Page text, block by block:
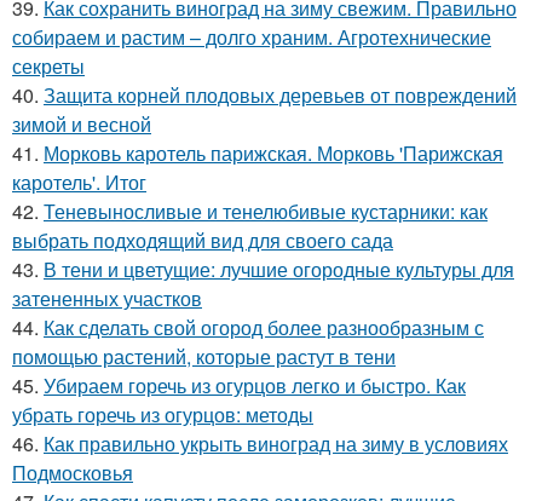
39. Как сохранить виноград на зиму свежим. Правильно
собираем и растим – долго храним. Агротехнические
секреты
40. Защита корней плодовых деревьев от повреждений
зимой и весной
41. Морковь каротель парижская. Морковь 'Парижская
каротель'. Итог
42. Теневыносливые и тенелюбивые кустарники: как
выбрать подходящий вид для своего сада
43. В тени и цветущие: лучшие огородные культуры для
затененных участков
44. Как сделать свой огород более разнообразным с
помощью растений, которые растут в тени
45. Убираем горечь из огурцов легко и быстро. Как
убрать горечь из огурцов: методы
46. Как правильно укрыть виноград на зиму в условиях
Подмосковья